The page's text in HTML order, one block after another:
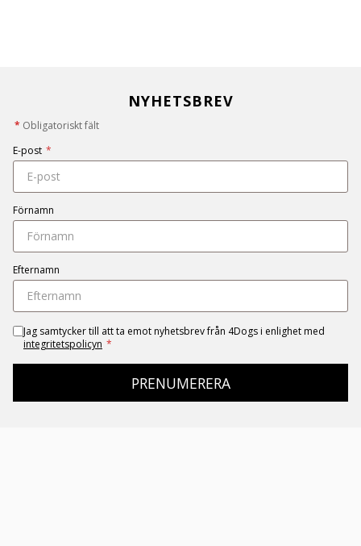
NYHETSBREV
* Obligatoriskt fält
E-post *
Förnamn
Efternamn
Jag samtycker till att ta emot nyhetsbrev från 4Dogs i enlighet med
integritetspolicyn *
PRENUMERERA